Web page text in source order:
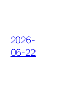
2026-
06-22